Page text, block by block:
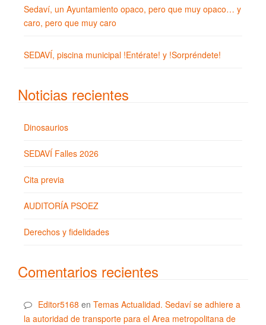
Sedaví, un Ayuntamiento opaco, pero que muy opaco… y
caro, pero que muy caro
SEDAVÍ, piscina municipal !Entérate! y !Sorpréndete!
Noticias recientes
Dinosaurios
SEDAVÍ Falles 2026
Cita previa
AUDITORÍA PSOEZ
Derechos y fidelidades
Comentarios recientes
Editor5168 en Temas Actualidad. Sedaví se adhiere a
la autoridad de transporte para el Area metropolitana de